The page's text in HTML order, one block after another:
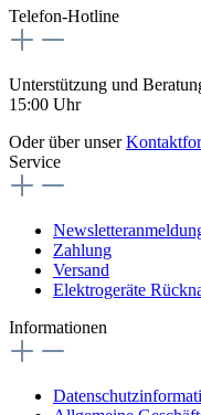
Telefon-Hotline
Unterstützung und
15:00 Uhr
Oder über unser
Service
Zahlung
Versand
Elektrogeräte
Informationen